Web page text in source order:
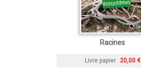
Racines
Livre papier 20,00 €